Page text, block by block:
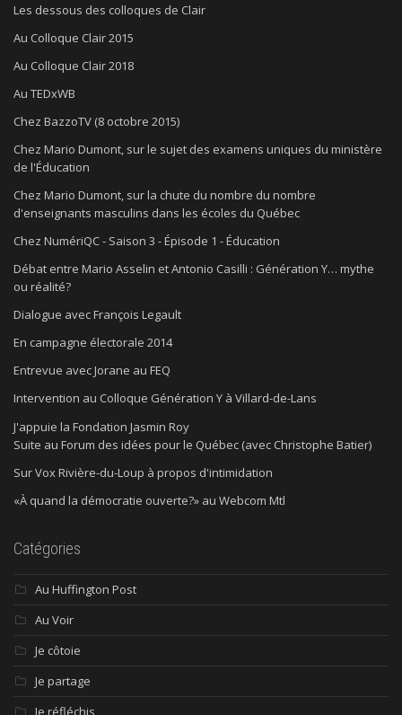
Les dessous des colloques de Clair
Au Colloque Clair 2015
Au Colloque Clair 2018
Au TEDxWB
Chez BazzoTV (8 octobre 2015)
Chez Mario Dumont, sur le sujet des examens uniques du ministère
de l'Éducation
Chez Mario Dumont, sur la chute du nombre du nombre
d'enseignants masculins dans les écoles du Québec
Chez NumériQC - Saison 3 - Épisode 1 - Éducation
Débat entre Mario Asselin et Antonio Casilli : Génération Y… mythe
ou réalité?
Dialogue avec François Legault
En campagne électorale 2014
Entrevue avec Jorane au FEQ
Intervention au Colloque Génération Y à Villard-de-Lans
J'appuie la Fondation Jasmin Roy
Suite au Forum des idées pour le Québec (avec Christophe Batier)
Sur Vox Rivière-du-Loup à propos d'intimidation
«À quand la démocratie ouverte?» au Webcom Mtl
Catégories
Au Huffington Post
Au Voir
Je côtoie
Je partage
Je réfléchis